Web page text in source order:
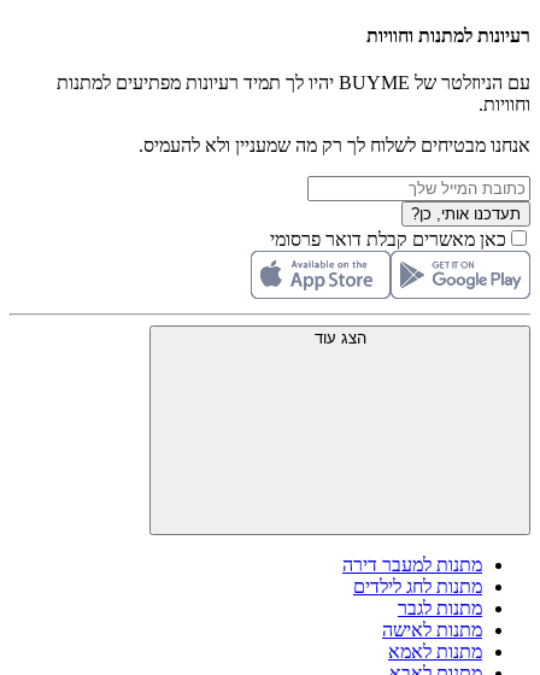
רעיונות למתנות וחוויות
עם הניוזלטר של BUYME יהיו לך תמיד רעיונות מפתיעים למתנות
וחוויות.
אנחנו מבטיחים לשלוח לך רק מה שמעניין ולא להעמיס.
תעדכנו אותי, כן?
כאן מאשרים קבלת דואר פרסומי
הצג עוד
מתנות למעבר דירה
מתנות לחג לילדים
מתנות לגבר
מתנות לאישה
מתנות לאמא